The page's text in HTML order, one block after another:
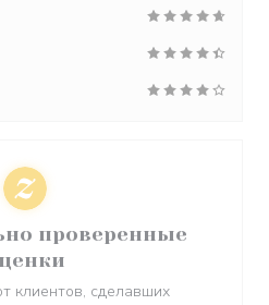
проверенные
клиентов, сделавших